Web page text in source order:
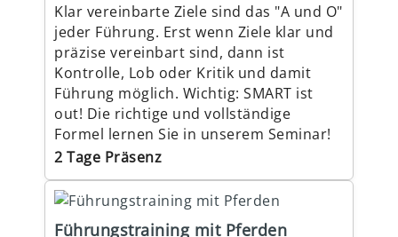
Klar vereinbarte Ziele sind das "A und O"
jeder Führung. Erst wenn Ziele klar und
präzise vereinbart sind, dann ist
Kontrolle, Lob oder Kritik und damit
Führung möglich. Wichtig: SMART ist
out! Die richtige und vollständige
Formel lernen Sie in unserem Seminar!
2 Tage Präsenz
Führungstraining mit Pferden